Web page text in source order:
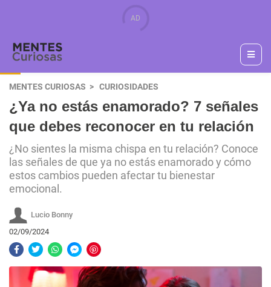
MENTES CURIOSAS CURIOSIDADES
¿Ya no estás enamorado? 7 señales
que debes reconocer en tu relación
¿No sientes la misma chispa en tu relación? Conoce
las señales de que ya no estás enamorado y cómo
estos cambios pueden afectar tu bienestar
emocional.
Lucio Bonny
02/09/2024